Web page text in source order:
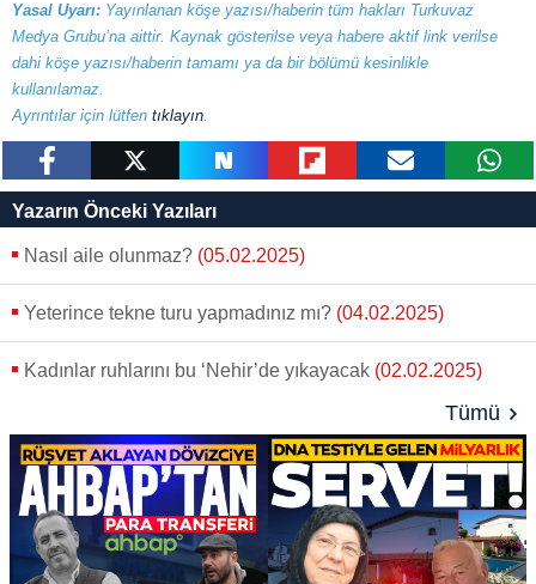
Yasal Uyarı: Yayınlanan köşe yazısı/haberin tüm hakları Turkuvaz
Medya Grubu’na aittir. Kaynak gösterilse veya habere aktif link verilse
dahi köşe yazısı/haberin tamamı ya da bir bölümü kesinlikle
kullanılamaz.
Ayrıntılar için lütfen tıklayın.
Yazarın Önceki Yazıları
Nasıl aile olunmaz? (05.02.2025)
Yeterince tekne turu yapmadınız mı? (04.02.2025)
Kadınlar ruhlarını bu ‘Nehir’de yıkayacak (02.02.2025)
Tümü